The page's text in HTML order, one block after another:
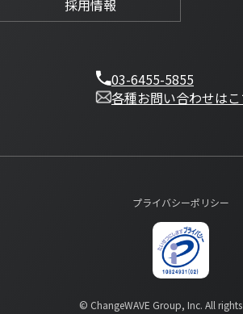
採用情報
03-6455-5855
各種お問い合わせはこ
プライバシーポリシー
© ChangeWAVE Group, Inc. All rights